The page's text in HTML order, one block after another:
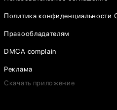
Политика конфиденциальности
Правообладателям
DMCA complain
Реклама
Скачать приложение